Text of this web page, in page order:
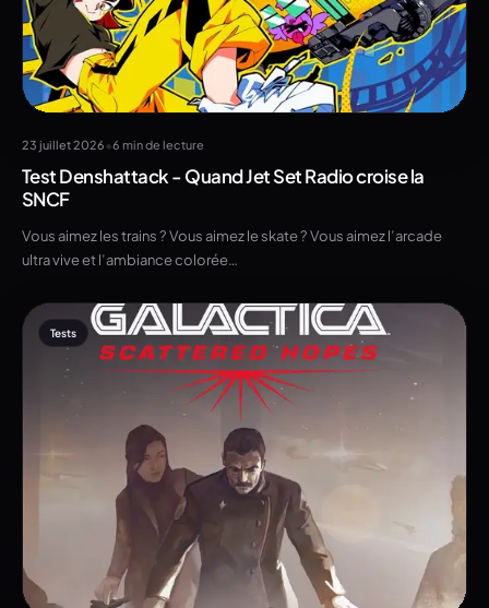
23 juillet 2026 •6 min de lecture
Test Denshattack - Quand Jet Set Radio croise la
SNCF
Vous aimez les trains ? Vous aimez le skate ? Vous aimez l’arcade
ultra vive et l’ambiance colorée…
Tests